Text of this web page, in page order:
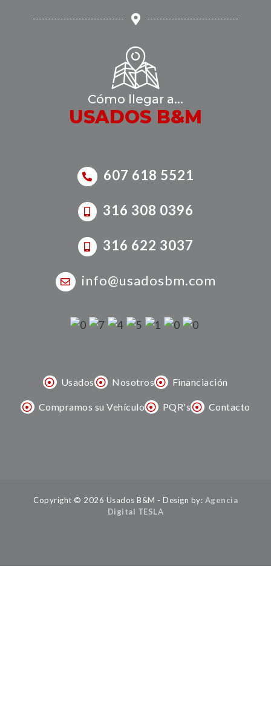
Cómo llegar a...
USADOS B&M
607 618 5521
316 308 0396
316 622 3037
info@usadosbm.com
Usados Nosotros Financiación
Compramos su Vehículo PQR's Contacto
Copyright © 2026 Usados B&M - Design by: Agencia
Digital TESLA